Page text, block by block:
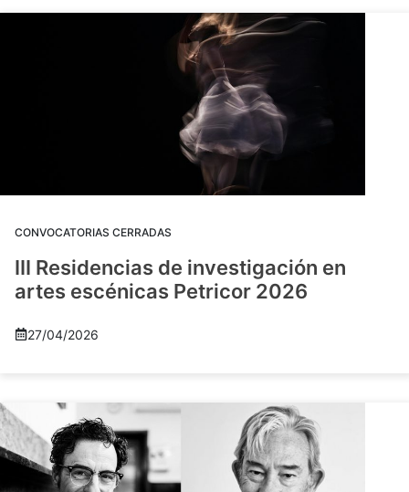
CONVOCATORIAS CERRADAS
III Residencias de investigación en
artes escénicas Petricor 2026
27/04/2026